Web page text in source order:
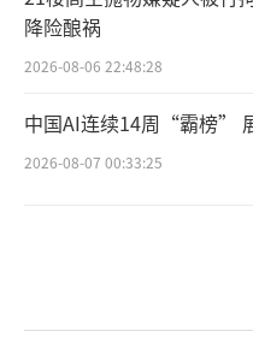
降险酿祸
2026-08-06 22:48:28
中国AI连续14周“霸榜”
2026-08-07 00:33:25